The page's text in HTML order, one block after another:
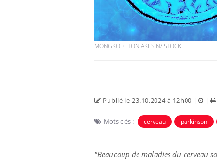
MONGKOLCHON AKESIN/ISTOCK
Publié le 23.10.2024 à 12h00 | |
Mots clés : cerveau parkinson
"Beaucoup de maladies du cerveau